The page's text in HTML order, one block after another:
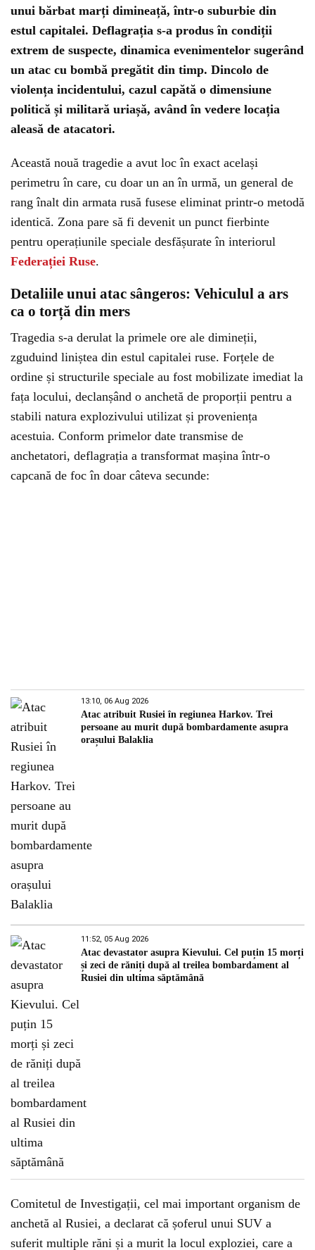
unui bărbat marți dimineață, într-o suburbie din
estul capitalei. Deflagrația s-a produs în condiții
extrem de suspecte, dinamica evenimentelor sugerând
un atac cu bombă pregătit din timp. Dincolo de
violența incidentului, cazul capătă o dimensiune
politică și militară uriașă, având în vedere locația
aleasă de atacatori.
Această nouă tragedie a avut loc în exact același
perimetru în care, cu doar un an în urmă, un general de
rang înalt din armata rusă fusese eliminat printr-o metodă
identică. Zona pare să fi devenit un punct fierbinte
pentru operațiunile speciale desfășurate în interiorul
Federației Ruse.
Detaliile unui atac sângeros: Vehiculul a ars
ca o torță din mers
Tragedia s-a derulat la primele ore ale dimineții,
zguduind liniștea din estul capitalei ruse. Forțele de
ordine și structurile speciale au fost mobilizate imediat la
fața locului, declanșând o anchetă de proporții pentru a
stabili natura explozivului utilizat și proveniența
acestuia. Conform primelor date transmise de
anchetatori, deflagrația a transformat mașina într-o
capcană de foc în doar câteva secunde:
13:10, 06 Aug 2026
Atac atribuit Rusiei în regiunea Harkov. Trei
persoane au murit după bombardamente asupra
orașului Balaklia
11:52, 05 Aug 2026
Atac devastator asupra Kievului. Cel puțin 15 morți
și zeci de răniți după al treilea bombardament al
Rusiei din ultima săptămână
Comitetul de Investigații, cel mai important organism de
anchetă al Rusiei, a declarat că șoferul unui SUV a
suferit multiple răni și a murit la locul exploziei, care a